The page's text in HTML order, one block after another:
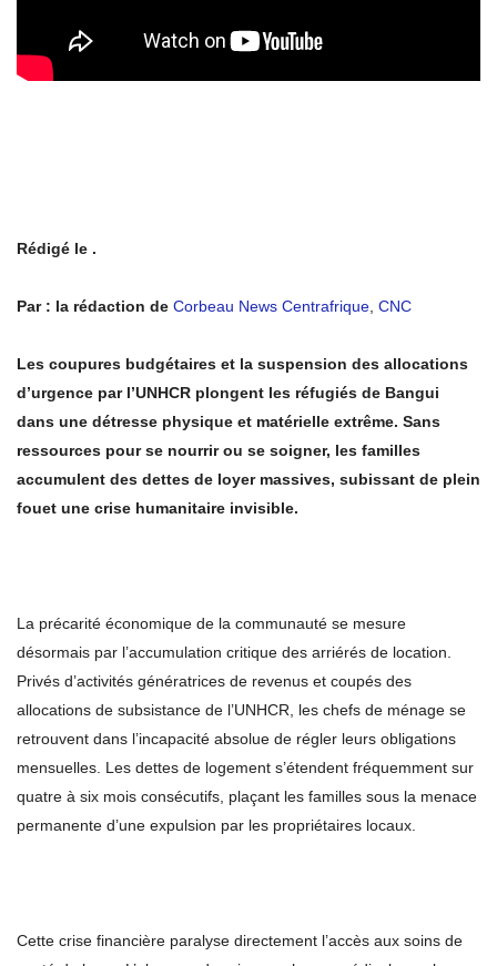
Rédigé le .
Par : la rédaction de Corbeau News Centrafrique, CNC
Les coupures budgétaires et la suspension des allocations
d’urgence par l’UNHCR plongent les réfugiés de Bangui
dans une détresse physique et matérielle extrême. Sans
ressources pour se nourrir ou se soigner, les familles
accumulent des dettes de loyer massives, subissant de plein
fouet une crise humanitaire invisible.
La précarité économique de la communauté se mesure
désormais par l’accumulation critique des arriérés de location.
Privés d’activités génératrices de revenus et coupés des
allocations de subsistance de l’UNHCR, les chefs de ménage se
retrouvent dans l’incapacité absolue de régler leurs obligations
mensuelles. Les dettes de logement s’étendent fréquemment sur
quatre à six mois consécutifs, plaçant les familles sous la menace
permanente d’une expulsion par les propriétaires locaux.
Cette crise financière paralyse directement l’accès aux soins de